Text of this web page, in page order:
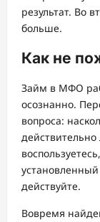
результат. Во
больше.
Как не
Займ в МФО
осознанно.
вопроса:
установленный
действуйте.
Вовремя